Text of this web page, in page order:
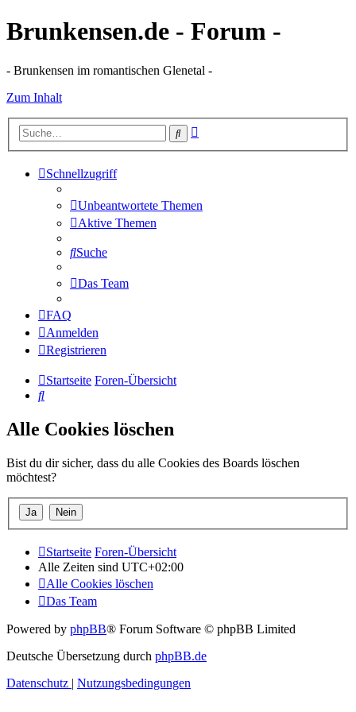
Brunkensen.de - Forum -
- Brunkensen im romantischen Glenetal -
Zum Inhalt
Suche
Schnellzugriff
Unbeantwortete Themen
Aktive Themen
Suche
Das Team
FAQ
Anmelden
Registrieren
Startseite Foren-Übersicht
Suche
Alle Cookies löschen
Bist du dir sicher, dass du alle Cookies des Boards löschen
möchtest?
Startseite Foren-Übersicht
Alle Zeiten sind UTC+02:00
Alle Cookies löschen
Das Team
Powered by phpBB® Forum Software © phpBB Limited
Deutsche Übersetzung durch phpBB.de
Datenschutz | Nutzungsbedingungen